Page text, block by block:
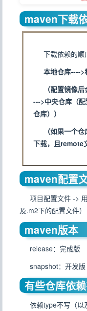
maven下载
下载依赖的顺
本地仓库----
（配置镜像
--->中央仓库（
仓库））
（如果一个
下载，且remote
maven配置
项目配置文件 ->
及.m2下的配置文件
maven版本
release：完成版
snapshot：开发版
有些仓库依
依赖type不写（以